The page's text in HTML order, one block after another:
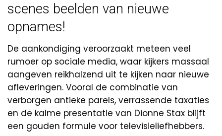
scenes beelden van nieuwe
opnames!
De aankondiging veroorzaakt meteen veel
rumoer op sociale media, waar kijkers massaal
aangeven reikhalzend uit te kijken naar nieuwe
afleveringen. Vooral de combinatie van
verborgen antieke parels, verrassende taxaties
en de kalme presentatie van Dionne Stax blijft
een gouden formule voor televisieliefhebbers.